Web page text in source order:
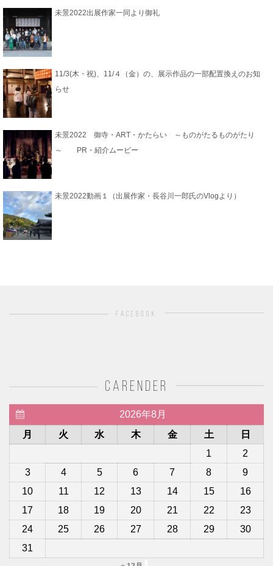
未景2022出展作家一同より御礼
11/3(木・祝)、11/４（金）の、展示作品の一部配置換えのお知
らせ
未景2022 御寺・ART・かたらい ～ものがたるものがたり
～ PR・紹介ムービー
未景2022動画１（出展作家・長谷川一郎氏のVlogより）
facebook
carender
2026年8月
月
火 水 木 金 土
日
1
2
3
4 5 6 7 8
9
10
11 12 13 14 15
16
17
18 19 20 21 22
23
24
25 26 27 28 29
30
31